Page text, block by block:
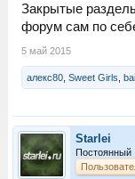
Закрытые
форум сам по
5 май 2015
алекс80 ,Sweet Girls ,
Starlei
Постоянный